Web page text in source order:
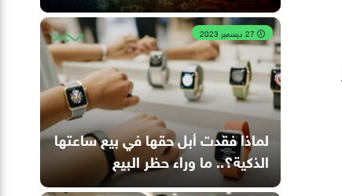
لماذا فقدت أبل حقها في بيع ساعتها
الذكية؟.. ما وراء حظر البيع